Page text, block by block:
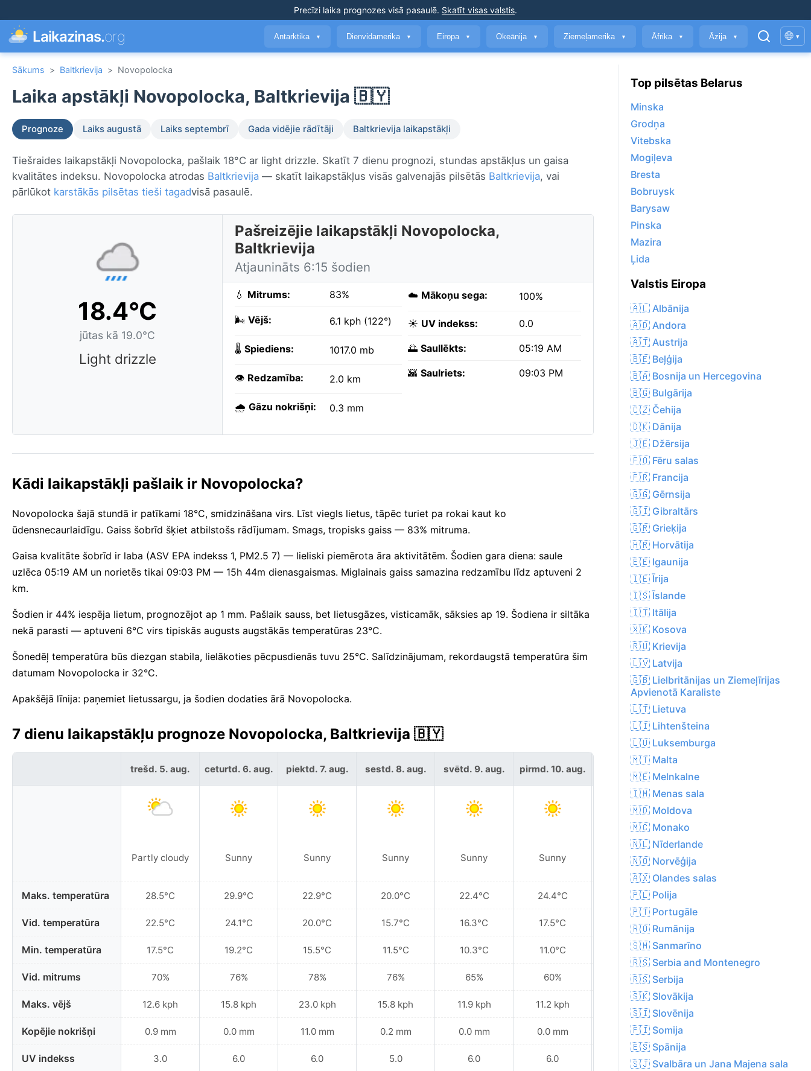
Precīzi laika prognozes visā pasaulē. Skatīt visas valstis.
Laikazinas.org Antarktika ▼ Dienvidamerika ▼ Eiropa ▼ Okeānija ▼ Ziemeļamerika ▼ Āfrika ▼ Āzija ▼ 🌐 ▾
Sākums > Baltkrievija > Novopolocka
Laika apstākļi Novopolocka, Baltkrievija 🇧🇾
Prognoze Laiks augustā Laiks septembrī Gada vidējie rādītāji Baltkrievija laikapstākļi
Tiešraides laikapstākļi Novopolocka, pašlaik 18°C ar light drizzle. Skatīt 7 dienu prognozi, stundas apstākļus un gaisa
kvalitātes indeksu. Novopolocka atrodas Baltkrievija — skatīt laikapstākļus visās galvenajās pilsētās Baltkrievija, vai
pārlūkot karstākās pilsētas tieši tagadvisā pasaulē.
18.4°C
jūtas kā 19.0°C
Light drizzle
Pašreizējie laikapstākļi Novopolocka,
Baltkrievija
Atjaunināts 6:15 šodien
💧 Mitrums: 83%
🌬️ Vējš: 6.1 kph (122°)
🌡️ Spiediens: 1017.0 mb
👁️ Redzamība: 2.0 km
🌧️ Gāzu nokrišņi: 0.3 mm
☁️ Mākoņu sega: 100%
☀️ UV indekss: 0.0
🌅 Saullēkts: 05:19 AM
🌇 Saulriets: 09:03 PM
Kādi laikapstākļi pašlaik ir Novopolocka?
Novopolocka šajā stundā ir patīkami 18°C, smidzināšana virs. Līst viegls lietus, tāpēc turiet pa rokai kaut ko
ūdensnecaurlaidīgu. Gaiss šobrīd šķiet atbilstošs rādījumam. Smags, tropisks gaiss — 83% mitruma.
Gaisa kvalitāte šobrīd ir laba (ASV EPA indekss 1, PM2.5 7) — lieliski piemērota āra aktivitātēm. Šodien gara diena: saule
uzlēca 05:19 AM un norietēs tikai 09:03 PM — 15h 44m dienasgaismas. Miglainais gaiss samazina redzamību līdz aptuveni 2
km.
Šodien ir 44% iespēja lietum, prognozējot ap 1 mm. Pašlaik sauss, bet lietusgāzes, visticamāk, sāksies ap 19. Šodiena ir siltāka
nekā parasti — aptuveni 6°C virs tipiskās augusts augstākās temperatūras 23°C.
Šonedēļ temperatūra būs diezgan stabila, lielākoties pēcpusdienās tuvu 25°C. Salīdzinājumam, rekordaugstā temperatūra šim
datumam Novopolocka ir 32°C.
Apakšējā līnija: paņemiet lietussargu, ja šodien dodaties ārā Novopolocka.
7 dienu laikapstākļu prognoze Novopolocka, Baltkrievija 🇧🇾
Maks. temperatūra
Vid. temperatūra
Min. temperatūra
Vid. mitrums
Maks. vējš
Kopējie nokrišņi
UV indekss
trešd. 5. aug.
Partly cloudy
28.5°C
22.5°C
17.5°C
70%
12.6 kph
0.9 mm
3.0
ceturtd. 6. aug.
Sunny
29.9°C
24.1°C
19.2°C
76%
15.8 kph
0.0 mm
6.0
piektd. 7. aug.
Sunny
22.9°C
20.0°C
15.5°C
78%
23.0 kph
11.0 mm
6.0
sestd. 8. aug.
Sunny
20.0°C
15.7°C
11.5°C
76%
15.8 kph
0.2 mm
5.0
svētd. 9. aug.
Sunny
22.4°C
16.3°C
10.3°C
65%
11.9 kph
0.0 mm
6.0
pirmd. 10. aug.
Sunny
24.4°C
17.5°C
11.0°C
60%
11.2 kph
0.0 mm
6.0
Sunny
27.7°C
20.2°C
13.4°C
62%
15.5 kph
0.0 mm
7.0
Top pilsētas Belarus
Minska
Grodņa
Vitebska
Mogiļeva
Bresta
Bobruysk
Barysaw
Pinska
Mazira
Ļida
Valstis Eiropa
🇦🇱 Albānija
🇦🇩 Andora
🇦🇹 Austrija
🇧🇪 Beļģija
🇧🇦 Bosnija un Hercegovina
🇧🇬 Bulgārija
🇨🇿 Čehija
🇩🇰 Dānija
🇯🇪 Džērsija
🇫🇴 Fēru salas
🇫🇷 Francija
🇬🇬 Gērnsija
🇬🇮 Gibraltārs
🇬🇷 Grieķija
🇭🇷 Horvātija
🇪🇪 Igaunija
🇮🇪 Īrija
🇮🇸 Īslande
🇮🇹 Itālija
🇽🇰 Kosova
🇷🇺 Krievija
🇱🇻 Latvija
🇬🇧 Lielbritānijas un Ziemeļīrijas
Apvienotā Karaliste
🇱🇹 Lietuva
🇱🇮 Lihtenšteina
🇱🇺 Luksemburga
🇲🇹 Malta
🇲🇪 Melnkalne
🇮🇲 Menas sala
🇲🇩 Moldova
🇲🇨 Monako
🇳🇱 Nīderlande
🇳🇴 Norvēģija
🇦🇽 Olandes salas
🇵🇱 Polija
🇵🇹 Portugāle
🇷🇴 Rumānija
🇸🇲 Sanmarīno
🇷🇸 Serbia and Montenegro
🇷🇸 Serbija
🇸🇰 Slovākija
🇸🇮 Slovēnija
🇫🇮 Somija
🇪🇸 Spānija
🇸🇯 Svalbāra un Jana Majena sala